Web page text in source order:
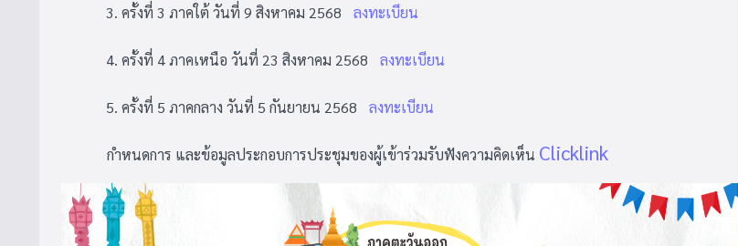
3. ครั้งที่ 3 ภาคใต้ วันที่ 9 สิงหาคม 2568 ลงทะเบียน
4. ครั้งที่ 4 ภาคเหนือ วันที่ 23 สิงหาคม 2568 ลงทะเบียน
5. ครั้งที่ 5 ภาคกลาง วันที่ 5 กันยายน 2568 ลงทะเบียน
กำหนดการ และข้อมูลประกอบการประชุมของผู้เข้าร่วมรับฟังความคิดเห็น Clicklink